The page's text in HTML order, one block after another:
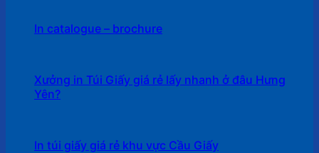
In catalogue – brochure
Xưởng in Túi Giấy giá rẻ lấy nhanh ở đâu Hưng
Yên?
In túi giấy giá rẻ khu vực Cầu Giấy